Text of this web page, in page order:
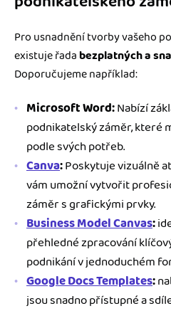
Pro usnadnění tvorby vašeho
existuje řada bezplatných a
Doporučujeme například:
Microsoft Word:Nabízí
podnikatelský záměr, které
podle svých potřeb.
Canva:Poskytuje vizuálně
vám umožní vytvořit
záměr s grafickými prvky.
Business Model Canvas:
přehledné zpracování
podnikání v jednoduchém
Google Docs Templates:
jsou snadno přístupné a